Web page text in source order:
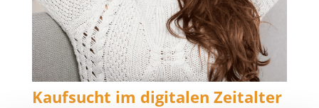
Kaufsucht im digitalen Zeitalter